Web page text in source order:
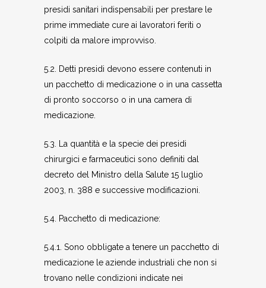
presidi sanitari indispensabili per prestare le
prime immediate cure ai lavoratori feriti o
colpiti da malore improvviso.
5.2. Detti presidi devono essere contenuti in
un pacchetto di medicazione o in una cassetta
di pronto soccorso o in una camera di
medicazione.
5.3. La quantità e la specie dei presidi
chirurgici e farmaceutici sono definiti dal
decreto del Ministro della Salute 15 luglio
2003, n. 388 e successive modificazioni.
5.4. Pacchetto di medicazione:
5.4.1. Sono obbligate a tenere un pacchetto di
medicazione le aziende industriali che non si
trovano nelle condizioni indicate nei